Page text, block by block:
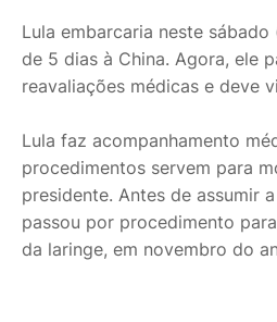
Lula embarcaria neste
de 5 dias à China. Agora, ele
reavaliações médicas e deve
Lula faz acompanhamento
procedimentos servem para
presidente. Antes de assumir
passou por procedimento
da laringe, em novembro do